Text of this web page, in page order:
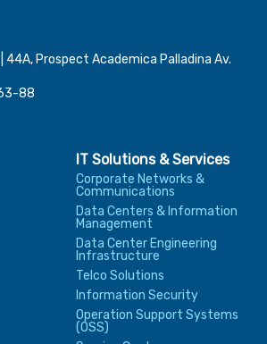
44А, Prospect Academica Palladina Av.
88
IT Solutions & Services
Corporate Networks &
Communications
Data Centers & Information
Management
Data Center Engineering
Infrastructure
Telco Solutions
Information Security
Operation Support Systems
(OSS)